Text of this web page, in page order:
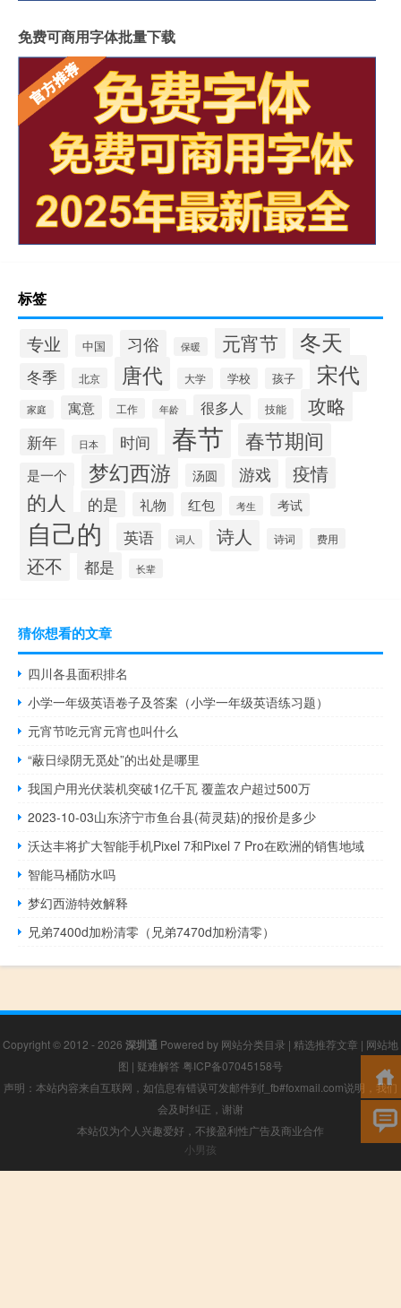
免费可商用字体批量下载
标签
专业 中国 习俗 保暖 元宵节 冬天
冬季 北京 唐代 大学 学校 孩子 宋代
家庭 寓意 工作 年龄 很多人 技能 攻略
新年 日本 时间 春节 春节期间
是一个 梦幻西游 汤圆 游戏 疫情
的人 的是 礼物 红包 考生 考试
自己的 英语 词人 诗人 诗词 费用
还不 都是 长辈
猜你想看的文章
四川各县面积排名
小学一年级英语卷子及答案（小学一年级英语练习题）
元宵节吃元宵元宵也叫什么
“蔽日绿阴无觅处”的出处是哪里
我国户用光伏装机突破1亿千瓦 覆盖农户超过500万
2023-10-03山东济宁市鱼台县(荷灵菇)的报价是多少
沃达丰将扩大智能手机Pixel 7和Pixel 7 Pro在欧洲的销售地域
智能马桶防水吗
梦幻西游特效解释
兄弟7400d加粉清零（兄弟7470d加粉清零）
Copyright © 2012 - 2026 深圳通 Powered by 网站分类目录 | 精选推荐文章 | 网站地
图 | 疑难解答 粤ICP备07045158号
声明：本站内容来自互联网，如信息有错误可发邮件到f_fb#foxmail.com说明，我们
会及时纠正，谢谢
本站仅为个人兴趣爱好，不接盈利性广告及商业合作
小男孩